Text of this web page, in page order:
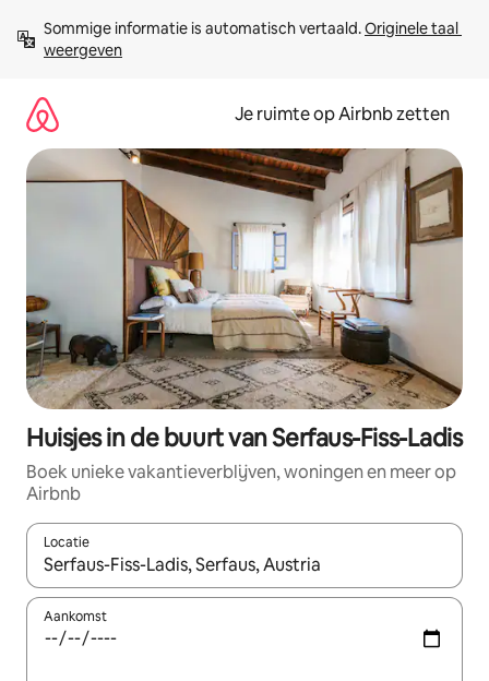
direct
naar
Sommige informatie is automatisch vertaald. Originele taal
weergeven
Je ruimte op Airbnb zetten
Huisjes in de buurt van Serfaus-Fiss-Ladis
Boek unieke vakantieverblijven, woningen en meer op
Airbnb
Locatie
Wanneer er suggesties beschikbaar zijn, maak je een keuze
Aankomst